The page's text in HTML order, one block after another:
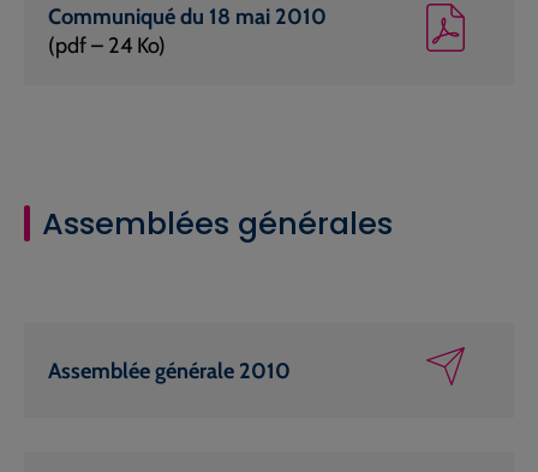
Communiqué du 18 mai 2010
(pdf – 24 Ko)
Assemblées générales
Assemblée générale 2010